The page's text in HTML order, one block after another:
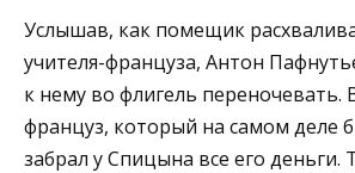
Услышав, как помещик
учителя-француза, Антон
к нему во флигель переночевать.
француз, который на самом деле
забрал у Спицына все его деньги.